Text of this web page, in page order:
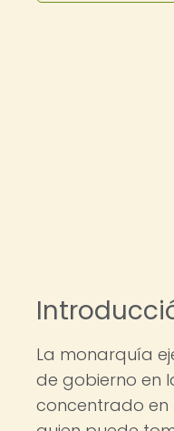
La monarquía
de gobierno en
concentrado